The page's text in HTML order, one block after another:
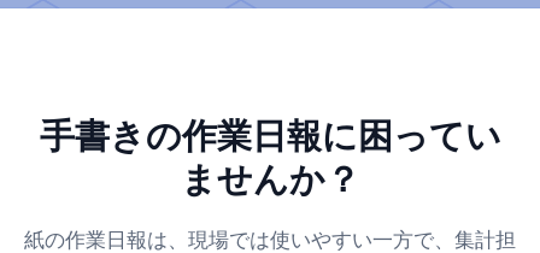
手書きの作業日報に困ってい
ませんか？
紙の作業日報は、現場では使いやすい一方で、集計担